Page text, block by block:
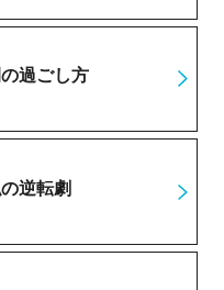
過ごし方
逆転劇